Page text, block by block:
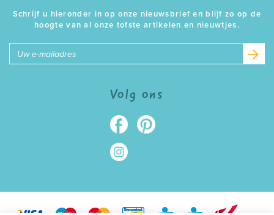
Schrijf u hieronder in op onze nieuwsbrief en blijf zo op de
hoogte van al onze tofste artikelen en nieuwtjes.
Volg ons